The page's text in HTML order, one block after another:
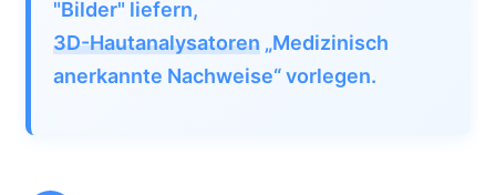
"Bilder" liefern,
3D-Hautanalysatoren„Medizinisch
anerkannte Nachweise“ vorlegen.